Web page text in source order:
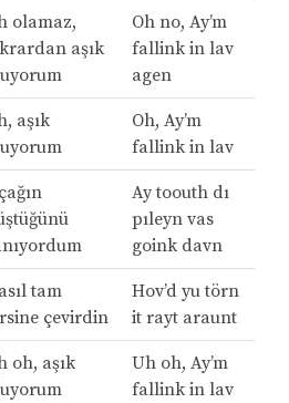
olamaz,
aşık
Oh no, Ay’m
fallink in lav
agen
aşık
Oh, Ay’m
fallink in lav
Ay toouth dı
pıleyn vas
goink davn
tam
çevirdin
Hov’d yu törn
it rayt araunt
oh, aşık
Uh oh, Ay’m
fallink in lav